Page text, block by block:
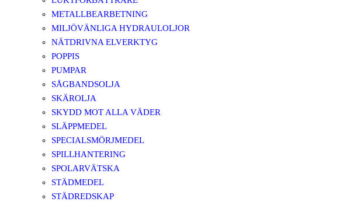
METALLBEARBETNING
MILJÖVÄNLIGA HYDRAULOLJOR
NÄTDRIVNA ELVERKTYG
POPPIS
PUMPAR
SÅGBANDSOLJA
SKÄROLJA
SKYDD MOT ALLA VÄDER
SLÄPPMEDEL
SPECIALSMÖRJMEDEL
SPILLHANTERING
SPOLARVÄTSKA
STÄDMEDEL
STÄDREDSKAP